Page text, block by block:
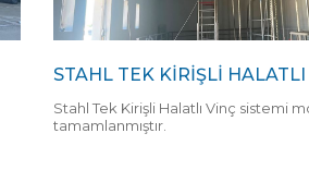
STAHL TEK KİRİŞLİ
Stahl Tek Kirişli Halatlı Vinç sistemi
tamamlanmıştır.